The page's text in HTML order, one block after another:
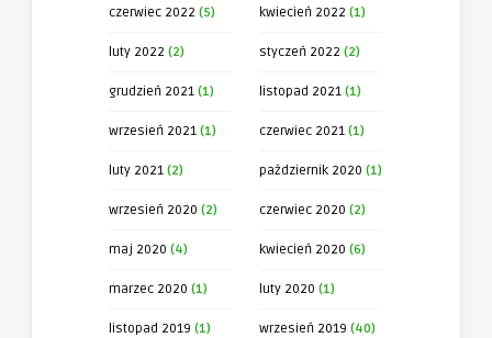
czerwiec 2022 (5) kwiecień 2022 (1)
luty 2022 (2) styczeń 2022 (2)
grudzień 2021 (1) listopad 2021 (1)
wrzesień 2021 (1) czerwiec 2021 (1)
luty 2021 (2) październik 2020 (1)
wrzesień 2020 (2) czerwiec 2020 (2)
maj 2020 (4) kwiecień 2020 (6)
marzec 2020 (1) luty 2020 (1)
listopad 2019 (1) wrzesień 2019 (40)